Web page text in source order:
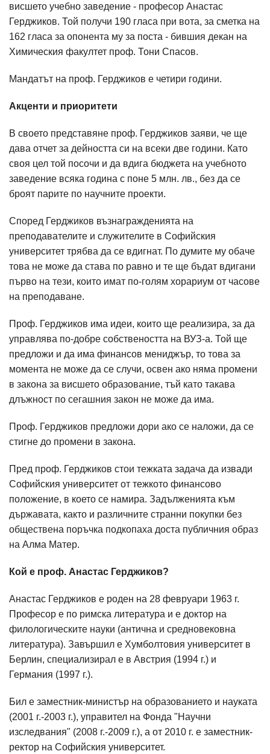
висшето учебно заведение - професор Анастас
Герджиков. Той получи 190 гласа при вота, за сметка на
162 гласа за опонента му за поста - бившия декан на
Химическия факултет проф. Тони Спасов.
Мандатът на проф. Герджиков е четири години.
Акценти и приоритети
В своето представяне проф. Герджиков заяви, че ще
дава отчет за дейността си на всеки две години. Като
своя цел той посочи и да вдига бюджета на учебното
заведение всяка година с поне 5 млн. лв., без да се
броят парите по научните проекти.
Според Герджиков възнагражденията на
преподавателите и служителите в Софийския
университет трябва да се вдигнат. По думите му обаче
това не може да става по равно и те ще бъдат вдигани
първо на тези, които имат по-голям хорариум от часове
на преподаване.
Проф. Герджиков има идеи, които ще реализира, за да
управлява по-добре собствеността на ВУЗ-а. Той ще
предложи и да има финансов мениджър, то това за
момента не може да се случи, освен ако няма промени
в закона за висшето образование, тъй като такава
длъжност по сегашния закон не може да има.
Проф. Герджиков предложи дори ако се наложи, да се
стигне до промени в закона.
Пред проф. Герджиков стои тежката задача да извади
Софийския университет от тежкото финансово
положение, в което се намира. Задълженията към
държавата, както и различните странни покупки без
обществена поръчка подкопаха доста публичния образ
на Алма Матер.
Кой е проф. Анастас Герджиков?
Анастас Герджиков е роден на 28 февруари 1963 г.
Професор е по римска литература и е доктор на
филологическите науки (антична и средновековна
литература). Завършил е Хумболтовия университет в
Берлин, специализирал е в Австрия (1994 г.) и
Германия (1997 г.).
Бил е заместник-министър на образованието и науката
(2001 г.-2003 г.), управител на Фонда "Научни
изследвания" (2008 г.-2009 г.), а от 2010 г. е заместник-
ректор на Софийския университет.